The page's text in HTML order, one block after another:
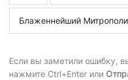
Блаженнейший
Если вы заметили ошибку,
нажмите Ctrl+Enter или